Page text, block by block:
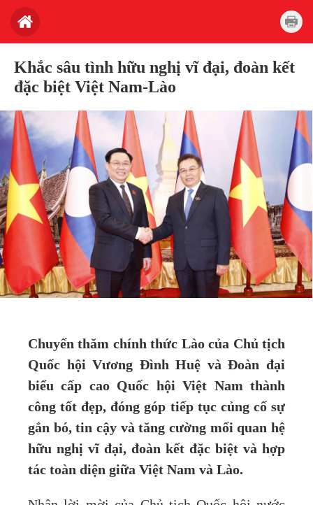
Khắc sâu tình hữu nghị vĩ đại, đoàn kết
đặc biệt Việt Nam-Lào
Chuyến thăm chính thức Lào của Chủ tịch
Quốc hội Vương Đình Huệ và Đoàn đại
biểu cấp cao Quốc hội Việt Nam thành
công tốt đẹp, đóng góp tiếp tục củng cố sự
gắn bó, tin cậy và tăng cường mối quan hệ
hữu nghị vĩ đại, đoàn kết đặc biệt và hợp
tác toàn diện giữa Việt Nam và Lào.